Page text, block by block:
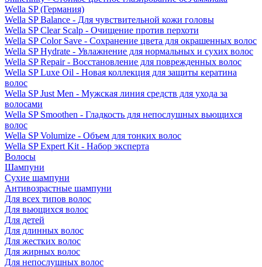
Wella SP (Германия)
Wella SP Balance - Для чувствительной кожи головы
Wella SP Clear Scalp - Очищение против перхоти
Wella SP Color Save - Сохранение цвета для окрашенных волос
Wella SP Hydrate - Увлажнение для нормальных и сухих волос
Wella SP Repair - Восстановление для поврежденных волос
Wella SP Luxe Oil - Новая коллекция для защиты кератина
волос
Wella SP Just Men - Мужская линия средств для ухода за
волосами
Wella SP Smoothen - Гладкость для непослушных вьющихся
волос
Wella SP Volumize - Объем для тонких волос
Wella SP Expert Kit - Набор эксперта
Волосы
Шампуни
Сухие шампуни
Антивозрастные шампуни
Для всех типов волос
Для вьющихся волос
Для детей
Для длинных волос
Для жестких волос
Для жирных волос
Для непослушных волос